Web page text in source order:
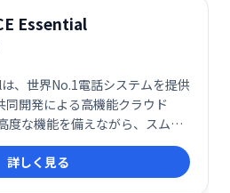
Essential
、世界No.1電話システムを提供
同開発による高機能クラウド
度な機能を備えながら、スムー
します。企業規模やニーズに合
開で、コスト効率の高いコミュ
供します。
詳しく見る